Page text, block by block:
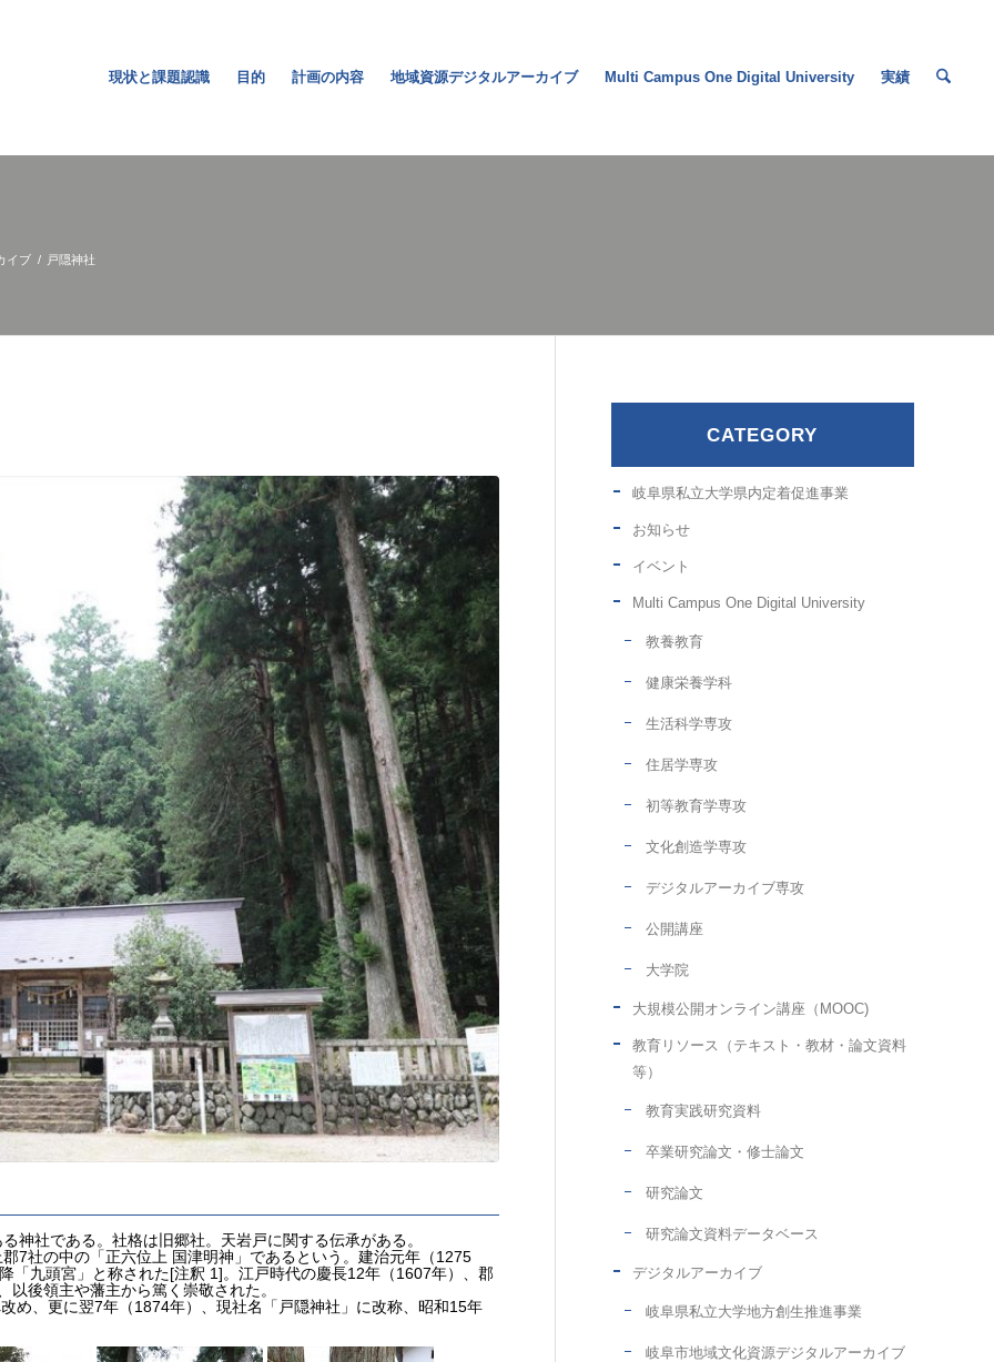
現状と課題認識 目的 計画の内容 地域資源デジタルアーカイブ Multi Campus One Digital University 実績
イブ / 戸隠神社
神社である。社格は旧郷社。天岩戸に関する伝承がある。
7社の中の「正六位上 国津明神」であるという。建治元年（1275
「九頭宮」と称された[注釈 1]。江戸時代の慶長12年（1607年）、郡
後領主や藩主から篤く崇敬された。
め、更に翌7年（1874年）、現社名「戸隠神社」に改称、昭和15年
CATEGORY
岐阜県私立大学県内定着促進事業
お知らせ
イベント
Multi Campus One Digital University
教養教育
健康栄養学科
生活科学専攻
住居学専攻
初等教育学専攻
文化創造学専攻
デジタルアーカイブ専攻
公開講座
大学院
大規模公開オンライン講座（MOOC)
教育リソース（テキスト・教材・論文資料
等）
教育実践研究資料
卒業研究論文・修士論文
研究論文
研究論文資料データベース
デジタルアーカイブ
岐阜県私立大学地方創生推進事業
岐阜市地域文化資源デジタルアーカイブ